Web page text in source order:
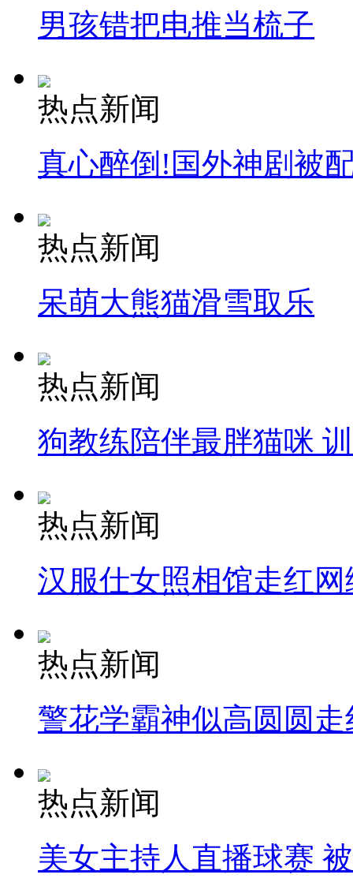
男孩错把电推当梳子
热点新闻
真心醉倒!国外神剧被
热点新闻
呆萌大熊猫滑雪取乐
热点新闻
狗教练陪伴最胖猫咪
热点新闻
汉服仕女照相馆走红网
热点新闻
警花学霸神似高圆圆走
热点新闻
美女主持人直播球赛